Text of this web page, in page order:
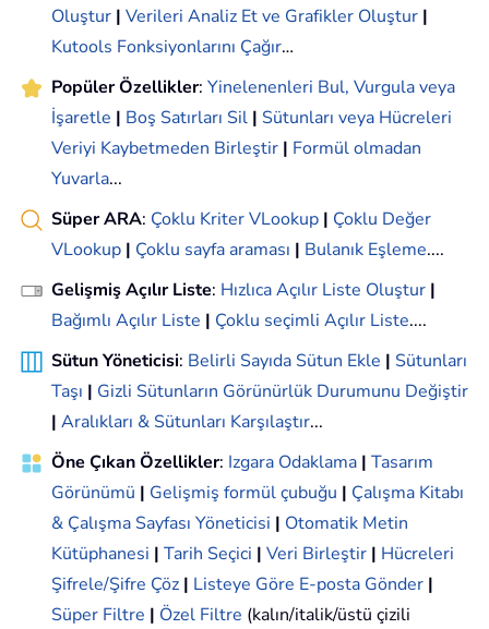
Oluştur | Verileri Analiz Et ve Grafikler Oluştur |
Kutools Fonksiyonlarını Çağır…
Popüler Özellikler: Yinelenenleri Bul, Vurgula veya
İşaretle | Boş Satırları Sil | Sütunları veya Hücreleri
Veriyi Kaybetmeden Birleştir | Formül olmadan
Yuvarla...
Süper ARA: Çoklu Kriter VLookup | Çoklu Değer
VLookup | Çoklu sayfa araması | Bulanık Eşleme....
Gelişmiş Açılır Liste: Hızlıca Açılır Liste Oluştur |
Bağımlı Açılır Liste | Çoklu seçimli Açılır Liste....
Sütun Yöneticisi: Belirli Sayıda Sütun Ekle | Sütunları
Taşı | Gizli Sütunların Görünürlük Durumunu Değiştir
| Aralıkları & Sütunları Karşılaştır...
Öne Çıkan Özellikler: Izgara Odaklama | Tasarım
Görünümü | Gelişmiş formül çubuğu | Çalışma Kitabı
& Çalışma Sayfası Yöneticisi | Otomatik Metin
Kütüphanesi | Tarih Seçici | Veri Birleştir | Hücreleri
Şifrele/Şifre Çöz | Listeye Göre E-posta Gönder |
Süper Filtre | Özel Filtre (kalın/italik/üstü çizili